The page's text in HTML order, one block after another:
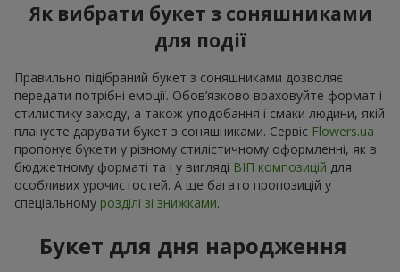
Як вибрати букет з соняшниками
для події
Правильно підібраний букет з соняшниками дозволяє
передати потрібні емоції. Обов’язково враховуйте формат і
стилистику заходу, а також уподобання і смаки людини, якій
плануєте дарувати букет з соняшниками. Сервіс Flowers.ua
пропонує букети у різному стилістичному оформленні, як в
бюджетному форматі та і у вигляді ВІП композицій для
особливих урочистостей. А ще багато пропозицій у
спеціальному розділі зі знижками.
Букет для дня народження